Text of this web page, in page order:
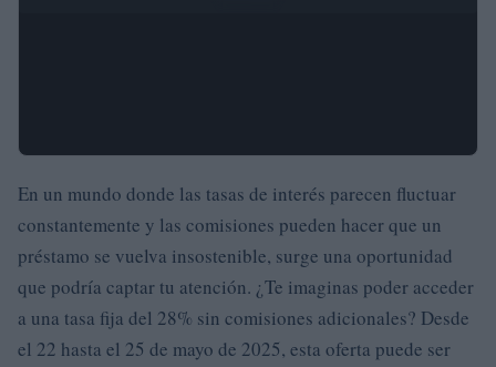
En un mundo donde las tasas de interés parecen fluctuar
constantemente y las comisiones pueden hacer que un
préstamo se vuelva insostenible, surge una oportunidad
que podría captar tu atención. ¿Te imaginas poder acceder
a una tasa fija del 28% sin comisiones adicionales? Desde
el 22 hasta el 25 de mayo de 2025, esta oferta puede ser